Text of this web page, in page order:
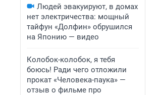
Людей эвакуируют, в домах
нет электричества: мощный
тайфун «Долфин» обрушился
на Японию — видео
Колобок-колобок, я тебя
боюсь! Ради чего отложили
прокат «Человека-паука» —
отзыв о фильме про